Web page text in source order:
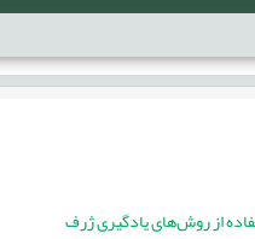
از روش‌های یادگیری ژرف